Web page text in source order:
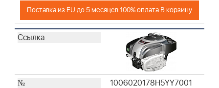
Поставка из EU до 5 месяцев 100% оплата В корзину
1006020178H5YY7001